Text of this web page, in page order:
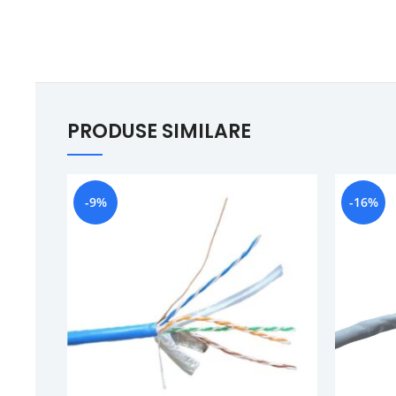
PRODUSE SIMILARE
-9% -16%